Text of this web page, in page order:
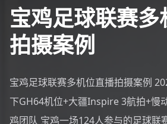
宝鸡足球联赛
拍摄案例
宝鸡足球联赛多机位直播拍摄案例
下GH64机位+大疆Inspire 3航拍+慢
鸡团队 宝鸡一场124人参与的足球联